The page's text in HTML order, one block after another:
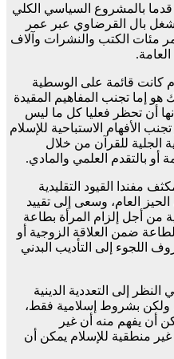
بالمشروع السياسي الكلي
شغل بال القرضاوي عبر عمر
مئات الكتب والنشرات وآلاف
كانت قائمة على الوسطية
هو إما تجنب المفاهيم المقيدة
أن تحظر فعليا كل ما ليس
الأفهام الاستباحية للإسلام
الجلية للقرآن من خلال
أو بالتقدم العلمي والمادي.
مفندا القيود التقليدية
العام، وسعى إلى تقييد
من أجل إلزام المرأة بطاعة
ضمن العلاقة الزوجية أو
إلى التأديب البدني
إلى التعددية الدينية
ولكن بشروط إسلامية فقط،
أن يفهم منه أن غير
منطقية للإسلام يمكن أن